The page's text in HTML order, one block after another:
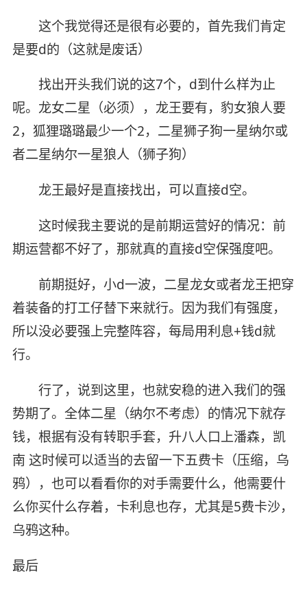
这个我觉得还是很有必要的，首先我们肯定
是要d的（这就是废话）
找出开头我们说的这7个，d到什么样为止
呢。龙女二星（必须），龙王要有，豹女狼人要
2，狐狸璐璐最少一个2，二星狮子狗一星纳尔或
者二星纳尔一星狼人（狮子狗）
龙王最好是直接找出，可以直接d空。
这时候我主要说的是前期运营好的情况：前
期运营都不好了，那就真的直接d空保强度吧。
前期挺好，小d一波，二星龙女或者龙王把穿
着装备的打工仔替下来就行。因为我们有强度，
所以没必要强上完整阵容，每局用利息+钱d就
行。
行了，说到这里，也就安稳的进入我们的强
势期了。全体二星（纳尔不考虑）的情况下就存
钱，根据有没有转职手套，升八人口上潘森，凯
南 这时候可以适当的去留一下五费卡（压缩，乌
鸦），也可以看看你的对手需要什么，他需要什
么你买什么存着，卡利息也存，尤其是5费卡沙，
乌鸦这种。
最后